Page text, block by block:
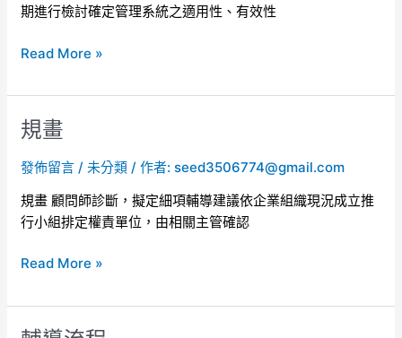
期進行檢討確定管理系統之適用性、有效性
Read More »
規畫
發佈留言 / 未分類 / 作者: seed3506774@gmail.com
規畫 顧問師診斷，擬定細項輔導建議依企業組織現況成立推
行小組排定權責單位，由相關主管確認
規
Read More »